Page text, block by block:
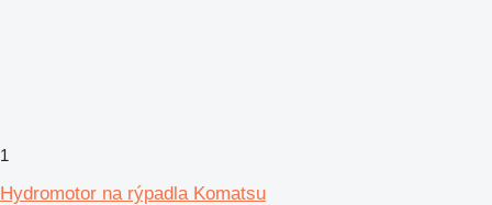
1
Hydromotor na rýpadla Komatsu